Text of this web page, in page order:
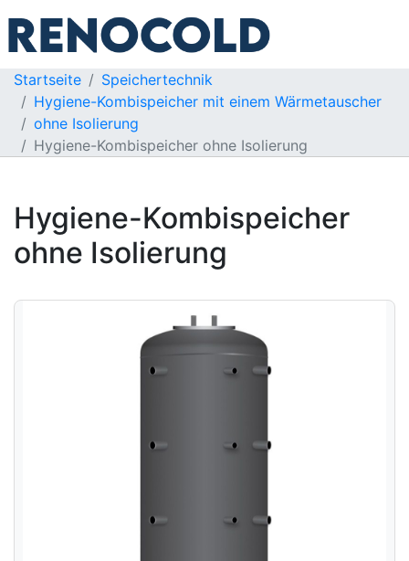
Startseite
Speichertechnik
Hygiene-Kombispeicher mit einem Wärmetauscher
ohne Isolierung
Hygiene-Kombispeicher ohne Isolierung
Hygiene-Kombispeicher
ohne Isolierung